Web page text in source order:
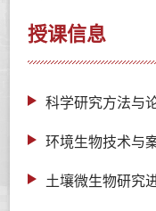
授课信息
科学研究方法与
环境生物技术与
土壤微生物研究